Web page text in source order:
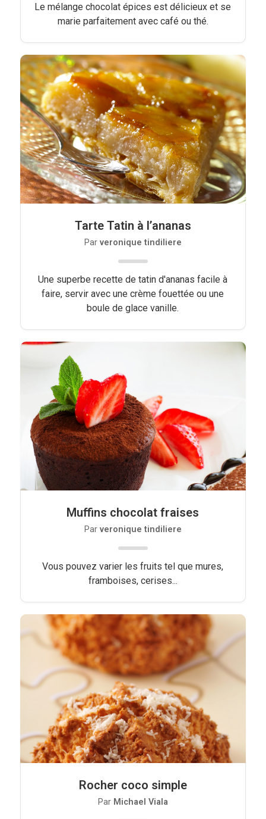
Le mélange chocolat épices est délicieux et se
marie parfaitement avec café ou thé.
Tarte Tatin à l’ananas
Par veronique tindiliere
Une superbe recette de tatin d'ananas facile à
faire, servir avec une crème fouettée ou une
boule de glace vanille.
Muffins chocolat fraises
Par veronique tindiliere
Vous pouvez varier les fruits tel que mures,
framboises, cerises...
Rocher coco simple
Par Michael Viala